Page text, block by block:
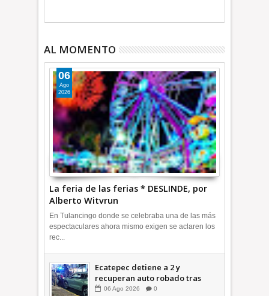
AL MOMENTO
La feria de las ferias * DESLINDE, por
Alberto Witvrun
06
Ago
2026
En Tulancingo donde se celebraba una de las más
espectaculares ahora mismo exigen se aclaren los
rec...
Ecatepec detiene a 2 y
recuperan auto robado tras
operativo con Tecámac +Video
06 Ago 2026 0